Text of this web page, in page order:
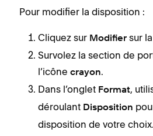
Pour modifier la disposition :
Cliquez sur Modifier sur
Survolez la section de
l’icône crayon.
Dans l’onglet Format,
déroulant Disposition
disposition de votre